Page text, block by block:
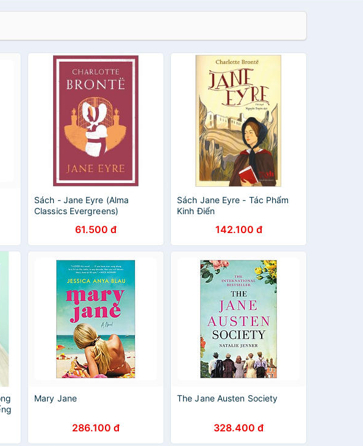
Sách - Jane Eyre (Alma
Classics Evergreens)
61.500 đ
Sách Jane Eyre - Tác Phẩm
Kinh Điển
142.100 đ
Mary Jane
286.100 đ
The Jane Austen Society
328.400 đ